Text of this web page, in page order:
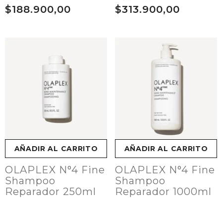
$188.900,00
$313.900,00
AÑADIR AL CARRITO
OLAPLEX N°4 Fine
Shampoo
Reparador 250ml
AÑADIR AL CARRITO
OLAPLEX N°4 Fine
Shampoo
Reparador 1000ml